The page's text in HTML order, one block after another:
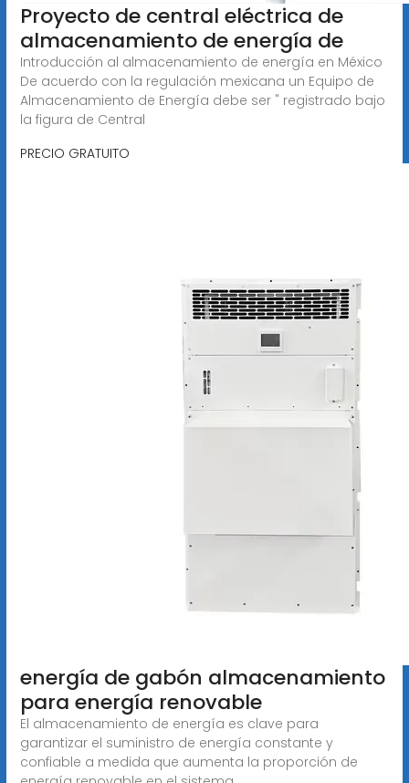
Proyecto de central eléctrica de
almacenamiento de energía de
Introducción al almacenamiento de energía en México
De acuerdo con la regulación mexicana un Equipo de
Almacenamiento de Energía debe ser " registrado bajo
la figura de Central
PRECIO GRATUITO
energía de gabón almacenamiento
para energía renovable
El almacenamiento de energía es clave para
garantizar el suministro de energía constante y
confiable a medida que aumenta la proporción de